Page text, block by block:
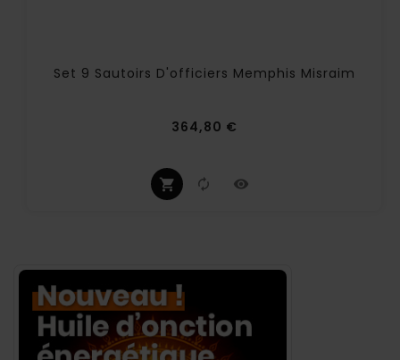
Set 9 Sautoirs D'officiers Memphis Misraim
364,80 €